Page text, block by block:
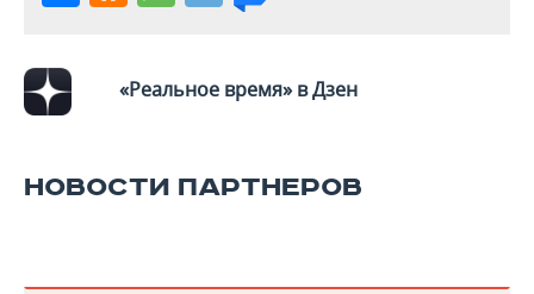
«Реальное время» в Дзен
НОВОСТИ ПАРТНЕРОВ